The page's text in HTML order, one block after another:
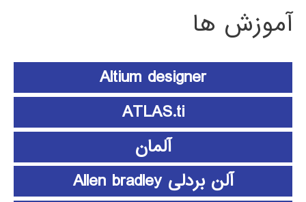
آموزش ها
Altium designer
ATLAS.ti
آلمان
آلن بردلی Allen bradley